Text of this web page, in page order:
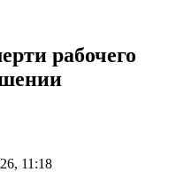
рабочего
11:18